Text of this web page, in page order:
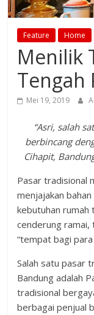
Feature Home
Menilik
Tengah
Mei 19, 2019
“Asri, salah
berbincang
Cihapit,
Pasar tradisional
menjajakan
kebutuhan rumah
cenderung ramai,
“tempat bagi
Salah satu pasar
Bandung adalah
tradisional
berbagai penjual